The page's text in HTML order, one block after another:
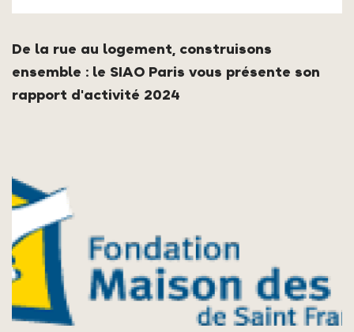
De la rue au logement, construisons
ensemble : le SIAO Paris vous présente son
rapport d'activité 2024